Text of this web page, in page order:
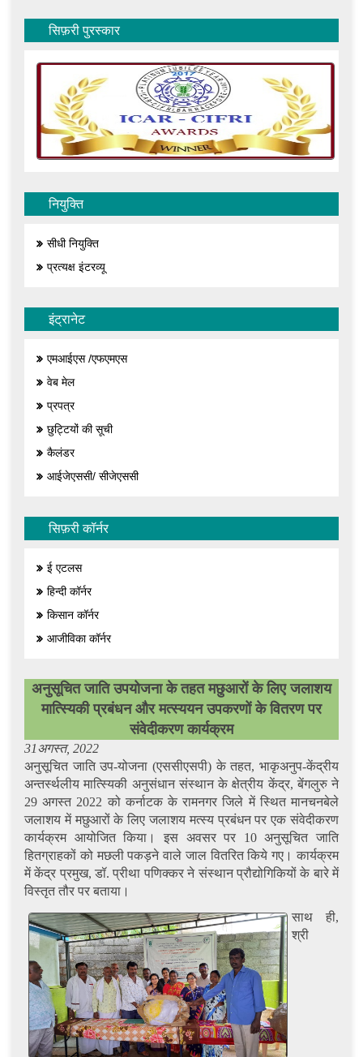
सिफ़री पुरस्कार
नियुक्ति
सीधी नियुक्ति
प्रत्यक्ष इंटरव्यू
इंट्रानेट
एमआईएस /एफएमएस
वेब मेल
प्रपत्र
छुट्टियों की सूची
कैलंडर
आईजेएससी/ सीजेएससी
सिफ़री कॉर्नर
ई एटलस
हिन्दी कॉर्नर
किसान कॉर्नर
आजीविका कॉर्नर
अनुसूचित जाति उपयोजना के तहत मछुआरों के लिए जलाशय
मात्स्यिकी प्रबंधन और मत्स्ययन उपकरणों के वितरण पर
संवेदीकरण कार्यक्रम
31अगस्त, 2022
अनुसूचित जाति उप-योजना (एससीएसपी) के तहत, भाकृअनुप-केंद्रीय
अन्तर्स्थलीय मात्स्यिकी अनुसंधान संस्थान के क्षेत्रीय केंद्र, बेंगलुरु ने
29 अगस्त 2022 को कर्नाटक के रामनगर जिले में स्थित मानचनबेले
जलाशय में मछुआरों के लिए जलाशय मत्स्य प्रबंधन पर एक संवेदीकरण
कार्यक्रम आयोजित किया। इस अवसर पर 10 अनुसूचित जाति
हितग्राहकों को मछली पकड़ने वाले जाल वितरित किये गए। कार्यक्रम
में केंद्र प्रमुख, डॉ. प्रीथा पणिक्कर ने संस्थान प्रौद्योगिकियों के बारे में
विस्तृत तौर पर बताया।
साथ ही,
श्री